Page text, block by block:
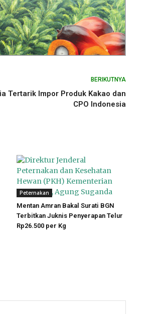
BERIKUTNYA
Tertarik Impor Produk Kakao dan
CPO Indonesia
Peternakan
Mentan Amran Bakal Surati BGN
Terbitkan Juknis Penyerapan Telur
Rp26.500 per Kg